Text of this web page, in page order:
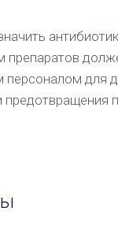
препаратов
персоналом для